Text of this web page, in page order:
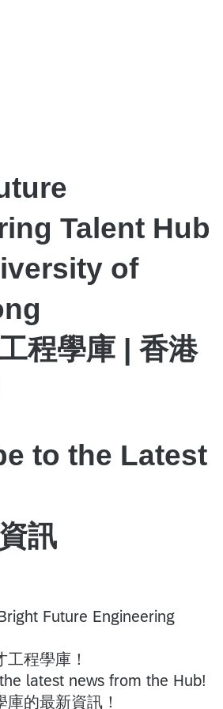
Talent Hub
of
程學庫 | 香港
to the Latest
訊
Future Engineering
程學庫！
latest news from the Hub!
的最新資訊！